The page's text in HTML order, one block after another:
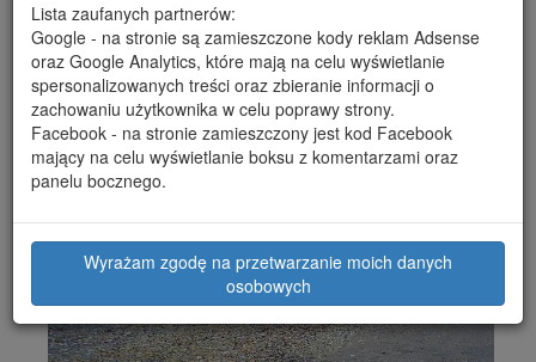
Lista zaufanych partnerów:
Google - na stronie są zamieszczone kody reklam Adsense
oraz Google Analytics, które mają na celu wyświetlanie
spersonalizowanych treści oraz zbieranie informacji o
zachowaniu użytkownika w celu poprawy strony.
Facebook - na stronie zamieszczony jest kod Facebook
mający na celu wyświetlanie boksu z komentarzami oraz
panelu bocznego.
Wyrażam zgodę na przetwarzanie moich danych
osobowych